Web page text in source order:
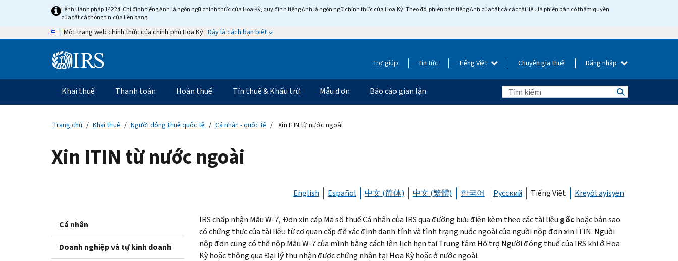
content
Lệnh Hành pháp 14224, Chỉ định tiếng Anh là ngôn ngữ chính thức của Hoa Kỳ, quy định tiếng Anh là ngôn ngữ chính thức của Hoa Kỳ. Theo đó, phiên bản tiếng Anh của tất cả các tài liệu là phiên bản có thẩm quyền
của tất cả thông tin của liên bang.
Một trang web chính thức của chính phủ Hoa Kỳ Đây là cách bạn biết
Information Trợ giúp Tin tức Tiếng Việt Chuyên gia thuế Đăng nhập
Điều
hướng
chính
Khai thuế Thanh toán Hoàn thuế Tín thuế & Khấu trừ Mẫu đơn Báo cáo gian lận
Trang chủ Khai thuế Người đóng thuế quốc tế Cá nhân - quốc tế Xin ITIN từ nước ngoài
Xin ITIN từ nước ngoài
English Español 中文 (简体) 中文 (繁體) 한국어 Русский Tiếng Việt Kreyòl ayisyen
Cá nhân
Doanh nghiệp và tự kinh doanh
IRS chấp nhận Mẫu W-7, Đơn xin cấp Mã số thuế Cá nhân của IRS qua đường bưu điện kèm theo các tài liệu gốc hoặc bản sao
có chứng thực của tài liệu từ cơ quan cấp để xác định danh tính và tình trạng nước ngoài của người nộp đơn xin ITIN. Người
nộp đơn cũng có thể nộp Mẫu W-7 của mình bằng cách lên lịch hẹn tại Trung tâm Hỗ trợ Người đóng thuế của IRS khi ở Hoa
Kỳ hoặc thông qua Đại lý thu nhận được chứng nhận tại Hoa Kỳ hoặc ở nước ngoài.